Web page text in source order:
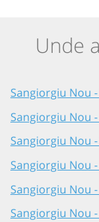
Unde
Sangiorgiu Nou
Sangiorgiu Nou
Sangiorgiu Nou
Sangiorgiu Nou
Sangiorgiu Nou
Sangiorgiu Nou